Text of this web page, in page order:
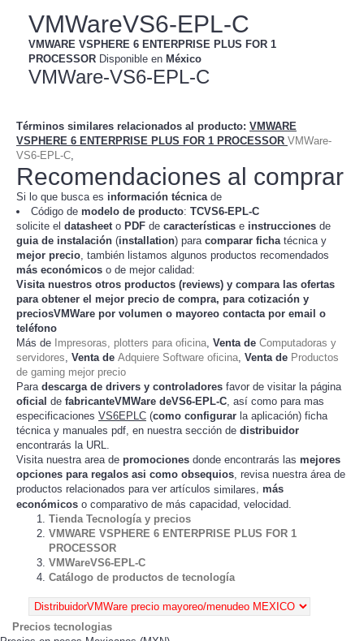
VMWareVS6-EPL-C
VMWARE VSPHERE 6 ENTERPRISE PLUS FOR 1
PROCESSOR Disponible en México
VMWare-VS6-EPL-C
Términos similares relacionados al producto: VMWARE
VSPHERE 6 ENTERPRISE PLUS FOR 1 PROCESSOR VMWare-
VS6-EPL-C
Recomendaciones al comprar
Si lo que busca es información técnica de
Código de modelo de producto: TCVS6-EPL-C
solicite el datasheet o PDF de características e instrucciones de
guia de instalación (installation) para comparar ficha técnica y
mejor precio , también listamos algunos productos recomendados
más económicos o de mejor calidad:
Visita nuestros otros productos (reviews) y compara las ofertas
para obtener el mejor precio de compra, para cotización y
preciosVMWare por volumen o mayoreo contacta por email o
teléfono
Más de Impresoras, plotters para oficina Venta de Computadoras y
servidores Venta de Adquiere Software oficina Venta de Productos
de gaming mejor precio
Para descarga de drivers y controladores favor de visitar la página
oficial de fabricanteVMWare deVS6-EPL-C , así como para mas
especificaciones VS6EPLC (como configurar la aplicación) ficha
técnica y manuales pdf, en nuestra sección de distribuidor
encontrarás la URL.
Visita nuestra area de promociones donde encontrarás las mejores
opciones para regalos asi como obsequios, revisa nuestra área de
productos relacionados para ver artículos similares, más
económicos o comparativo de más capacidad, velocidad.
Tienda Tecnología y precios
VMWARE VSPHERE 6 ENTERPRISE PLUS FOR 1
PROCESSOR
VMWareVS6-EPL-C
Catálogo de productos de tecnología
Precios tecnologias